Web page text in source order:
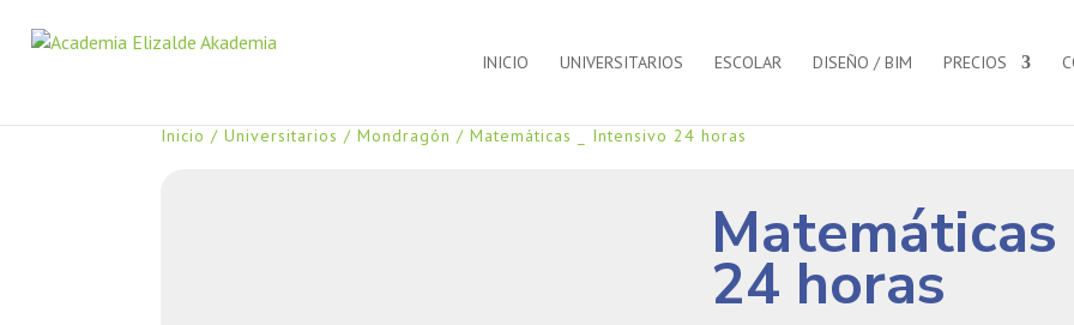
INICIO UNIVERSITARIOS ESCOLAR DISEÑO / BIM PRECIOS
Inicio /Universitarios /Mondragón / Matemáticas _ Intensivo 24 horas
24 horas